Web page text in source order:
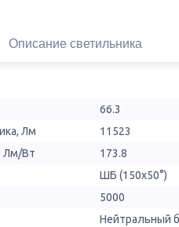
Описание светильника
66.3
Лм
11523
Лм/Вт
173.8
ШБ (150х50°)
5000
Нейтральный